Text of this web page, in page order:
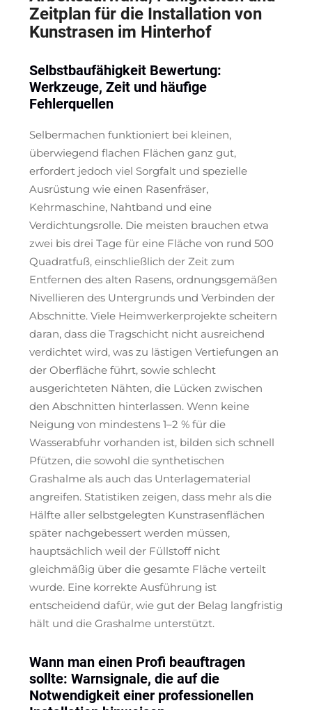
Zeitplan für die Installation von
Kunstrasen im Hinterhof
Selbstbaufähigkeit Bewertung:
Werkzeuge, Zeit und häufige
Fehlerquellen
Selbermachen funktioniert bei kleinen,
überwiegend flachen Flächen ganz gut,
erfordert jedoch viel Sorgfalt und spezielle
Ausrüstung wie einen Rasenfräser,
Kehrmaschine, Nahtband und eine
Verdichtungsrolle. Die meisten brauchen etwa
zwei bis drei Tage für eine Fläche von rund 500
Quadratfuß, einschließlich der Zeit zum
Entfernen des alten Rasens, ordnungsgemäßen
Nivellieren des Untergrunds und Verbinden der
Abschnitte. Viele Heimwerkerprojekte scheitern
daran, dass die Tragschicht nicht ausreichend
verdichtet wird, was zu lästigen Vertiefungen an
der Oberfläche führt, sowie schlecht
ausgerichteten Nähten, die Lücken zwischen
den Abschnitten hinterlassen. Wenn keine
Neigung von mindestens 1–2 % für die
Wasserabfuhr vorhanden ist, bilden sich schnell
Pfützen, die sowohl die synthetischen
Grashalme als auch das Unterlagematerial
angreifen. Statistiken zeigen, dass mehr als die
Hälfte aller selbstgelegten Kunstrasenflächen
später nachgebessert werden müssen,
hauptsächlich weil der Füllstoff nicht
gleichmäßig über die gesamte Fläche verteilt
wurde. Eine korrekte Ausführung ist
entscheidend dafür, wie gut der Belag langfristig
hält und die Grashalme unterstützt.
Wann man einen Profi beauftragen
sollte: Warnsignale, die auf die
Notwendigkeit einer professionellen